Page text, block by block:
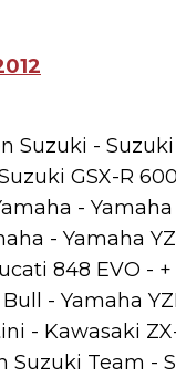
- Suzuki
GSX-R
- Yamaha
- Yamaha
848 EVO - +
- Yamaha
- Kawasaki
Team -